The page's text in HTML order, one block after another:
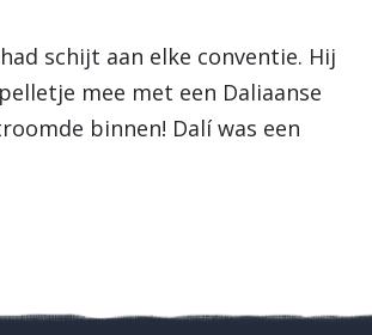
schijt aan elke conventie. Hij
mee met een Daliaanse
binnen! Dalí was een